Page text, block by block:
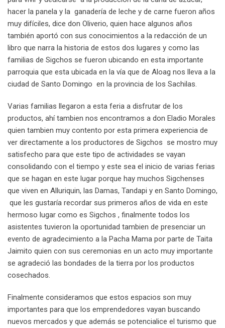
hacer la panela y la ganadería de leche y de carne fueron años
muy difíciles, dice don Oliverio, quien hace algunos años
también aportó con sus conocimientos a la redacción de un
libro que narra la historia de estos dos lugares y como las
familias de Sigchos se fueron ubicando en esta importante
parroquia que esta ubicada en la vía que de Aloag nos lleva a la
ciudad de Santo Domingo en la provincia de los Sachilas.
Varias familias llegaron a esta feria a disfrutar de los
productos, ahí tambien nos encontramos a don Eladio Morales
quien tambien muy contento por esta primera experiencia de
ver directamente a los productores de Sigchos se mostro muy
satisfecho para que este tipo de actividades se vayan
consolidando con el tiempo y este sea el inicio de varias ferias
que se hagan en este lugar porque hay muchos Sigchenses
que viven en Alluriquin, las Damas, Tandapi y en Santo Domingo,
que les gustaría recordar sus primeros años de vida en este
hermoso lugar como es Sigchos , finalmente todos los
asistentes tuvieron la oportunidad tambien de presenciar un
evento de agradecimiento a la Pacha Mama por parte de Taita
Jaimito quien con sus ceremonias en un acto muy importante
se agradeció las bondades de la tierra por los productos
cosechados.
Finalmente consideramos que estos espacios son muy
importantes para que los emprendedores vayan buscando
nuevos mercados y que además se potencialice el turismo que